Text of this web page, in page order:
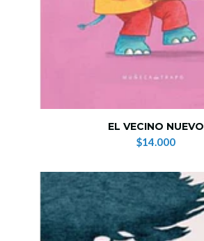
EL VECINO NUEVO
$14.000